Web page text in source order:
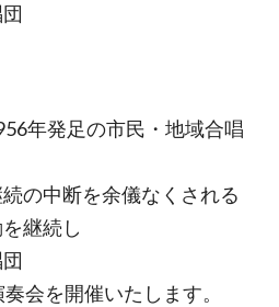
年発足の市民・地域合唱
の中断を余儀なくされる
継続し
会を開催いたします。